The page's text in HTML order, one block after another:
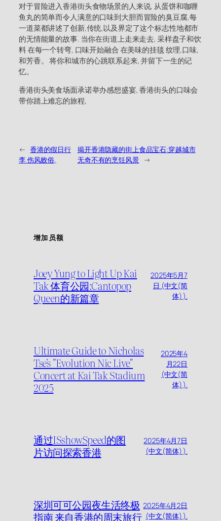
对于冒险进入香港街头食物场景的人来说, 从蛋饼和咖喱
鱼丸的简单而令人满意的口味到大胆而冒险的臭豆腐,每
一道菜都讲述了创新,传统,以及界定了这个标志性地都市
的无情能量的故事. 当你在街道上走来走去, 采样盘子和饮
料 在每一个转弯, 口味开始融合 在美味的挂毯 纹理,口味,
和芳香。 将你和城市的心跳联系起来, 并留下一生的记
忆。
香港街头美食场面承诺举办感想盛宴, 香港街头的口味会
带你踏上难忘的旅程,
← 香港的假日行
李 伤风败俗,
揭开香港隐藏的街上食品宝石:穿越城市
无奇不有的烹饪风景 →
增加员额
Joey Yung to Light Up Kai
Tak 体育公园:Cantopop
Queen的新篇章
2025年5月7
日 (中文(简
体) ).
Ultimate Guide to Nicholas
Tse’s "Evolution Nic Live"
Concert at Kai Tak Stadium
2025
2025年4
月22日
(中文(简
体) ).
通过ISshowSpeed的图
片访问探索香港
2025年4月7日
(中文(简体) ).
深圳可可公园夜生活终极
指南 来自香港的周末旅行
2025年4月2日
(中文(简体) ).